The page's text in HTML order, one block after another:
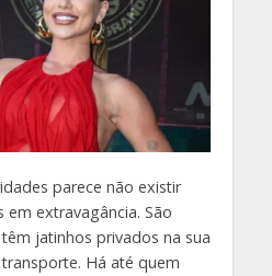
parece não existir
extravagância. São
jatinhos privados na sua
transporte. Há até quem